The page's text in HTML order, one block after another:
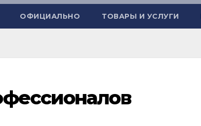
ОФИЦИАЛЬНО ТОВАРЫ И УСЛУГИ